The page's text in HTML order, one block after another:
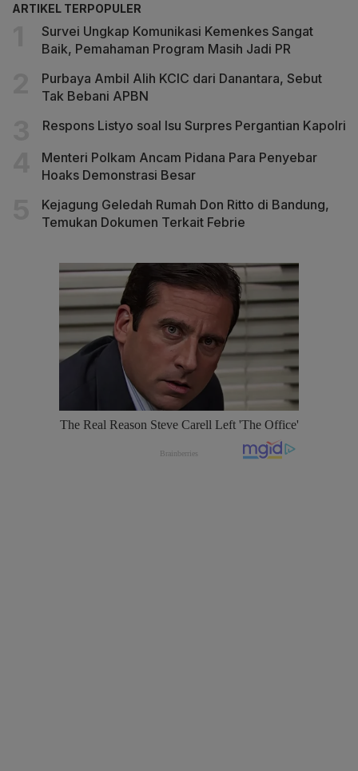
ARTIKEL TERPOPULER
Survei Ungkap Komunikasi Kemenkes Sangat
Baik, Pemahaman Program Masih Jadi PR
Purbaya Ambil Alih KCIC dari Danantara, Sebut
Tak Bebani APBN
Respons Listyo soal Isu Surpres Pergantian Kapolri
Menteri Polkam Ancam Pidana Para Penyebar
Hoaks Demonstrasi Besar
Kejagung Geledah Rumah Don Ritto di Bandung,
Temukan Dokumen Terkait Febrie